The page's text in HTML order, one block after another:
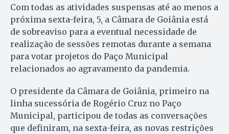
Com todas as atividades suspensas até ao menos a
próxima sexta-feira, 5, a Câmara de Goiânia está
de sobreaviso para a eventual necessidade de
realização de sessões remotas durante a semana
para votar projetos do Paço Municipal
relacionados ao agravamento da pandemia.
O presidente da Câmara de Goiânia, primeiro na
linha sucessória de Rogério Cruz no Paço
Municipal, participou de todas as conversações
que definiram, na sexta-feira, as novas restrições